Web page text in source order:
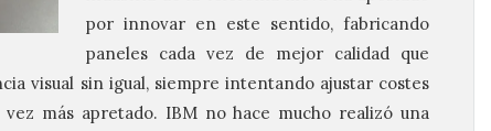
por innovar en este sentido, fabricando
paneles cada vez de mejor calidad que
visual sin igual, siempre intentando ajustar costes
más apretado. IBM no hace mucho realizó una